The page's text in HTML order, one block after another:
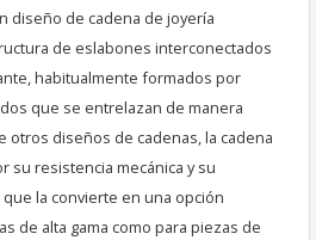
diseño de cadena de joyería
de eslabones interconectados
habitualmente formados por
que se entrelazan de manera
otros diseños de cadenas, la cadena
su resistencia mecánica y su
la convierte en una opción
de alta gama como para piezas de